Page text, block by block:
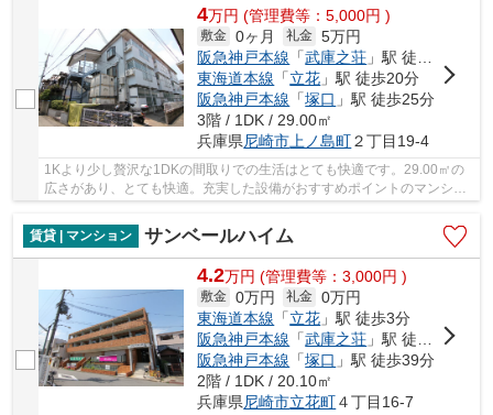
4万円 (管理費等：5,000円 )
敷金 0ヶ月 礼金 5万円
阪急神戸本線 「武庫之荘 」駅 徒歩15分
東海道本線 「立花 」駅 徒歩20分
阪急神戸本線 「塚口 」駅 徒歩25分
3階 / 1DK / 29.00㎡
兵庫県尼崎市 上ノ島町２丁目19-4
1Kより少し贅沢な1DKの間取りでの生活はとても快適です。29.00㎡の
広さがあり、とても快適。充実した設備がおすすめポイントのマンショ
ンタイプの物件。高ニーズである、陽当りの良い...
賃貸 | マンション
サンベールハイム
4.2万円 (管理費等：3,000円 )
敷金 0万円 礼金 0万円
東海道本線 「立花 」駅 徒歩3分
阪急神戸本線 「武庫之荘 」駅 徒歩22分
阪急神戸本線 「塚口 」駅 徒歩39分
2階 / 1DK / 20.10㎡
兵庫県尼崎市立花町４丁目16-7